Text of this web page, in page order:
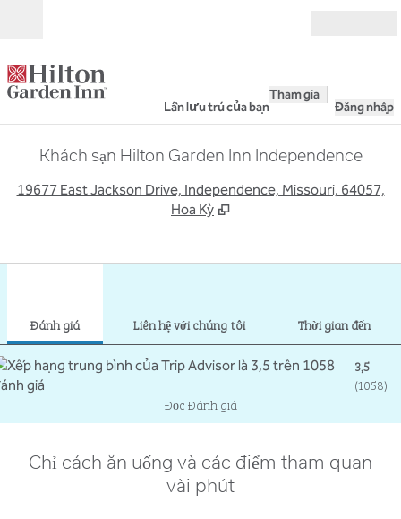
Lần lưu trú của bạn
Tham gia
Đăng nhập
Khách sạn Hilton Garden Inn Independence
19677 East Jackson Drive, Independence, Missouri, 64057,
Hoa Kỳ
Đánh giá Liên hệ với chúng tôi Thời gian đến
3,5
(1058)
Đọc Đánh giá
Chỉ cách ăn uống và các điểm tham quan
vài phút